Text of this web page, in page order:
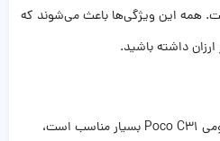
همه این ویژگی‌ها باعث می‌شوند که
داشته باشید.
نه‌تنها قیمت گوشی موبایل شیائومی Poco C31 بسیار مناسب است،